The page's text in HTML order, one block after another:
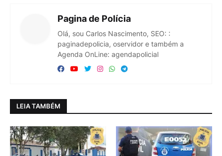
Pagina de Polícia
Olá, sou Carlos Nascimento, SEO: :
paginadepolicia, oservidor e também a
Agenda OnLine: agendapolicial
LEIA TAMBÉM